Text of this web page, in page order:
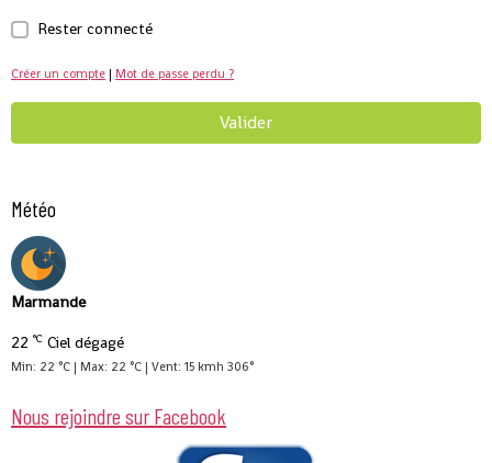
Rester connecté
Créer un compte | Mot de passe perdu ?
Valider
Météo
Marmande
22 °C Ciel dégagé
Min: 22 °C | Max: 22 °C | Vent: 15 kmh 306°
Nous rejoindre sur Facebook